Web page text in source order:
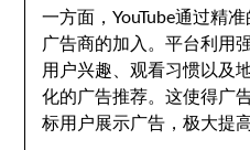
一方面，YouTube通过精
广告商的加入。平台利用
用户兴趣、观看习惯以及
化的广告推荐。这使得广
标用户展示广告，极大提